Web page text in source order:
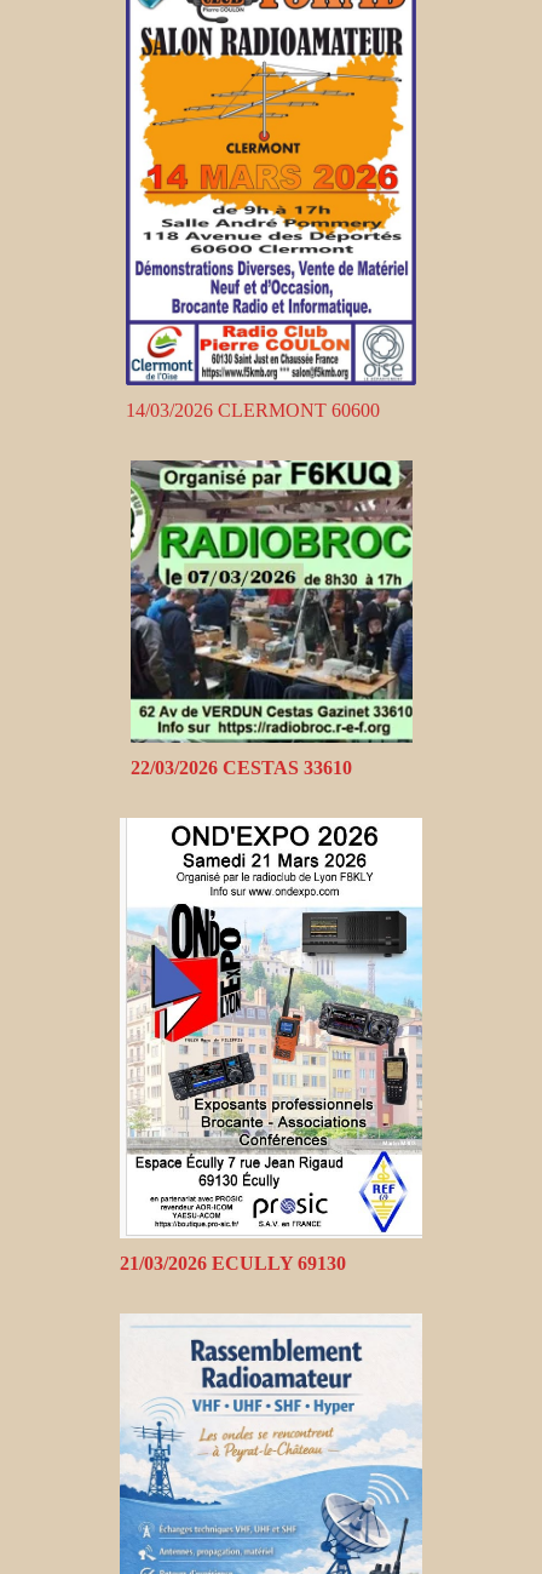
14/03/2026 CLERMONT 60600
22/03/2026 CESTAS 33610
21/03/2026 ECULLY 69130